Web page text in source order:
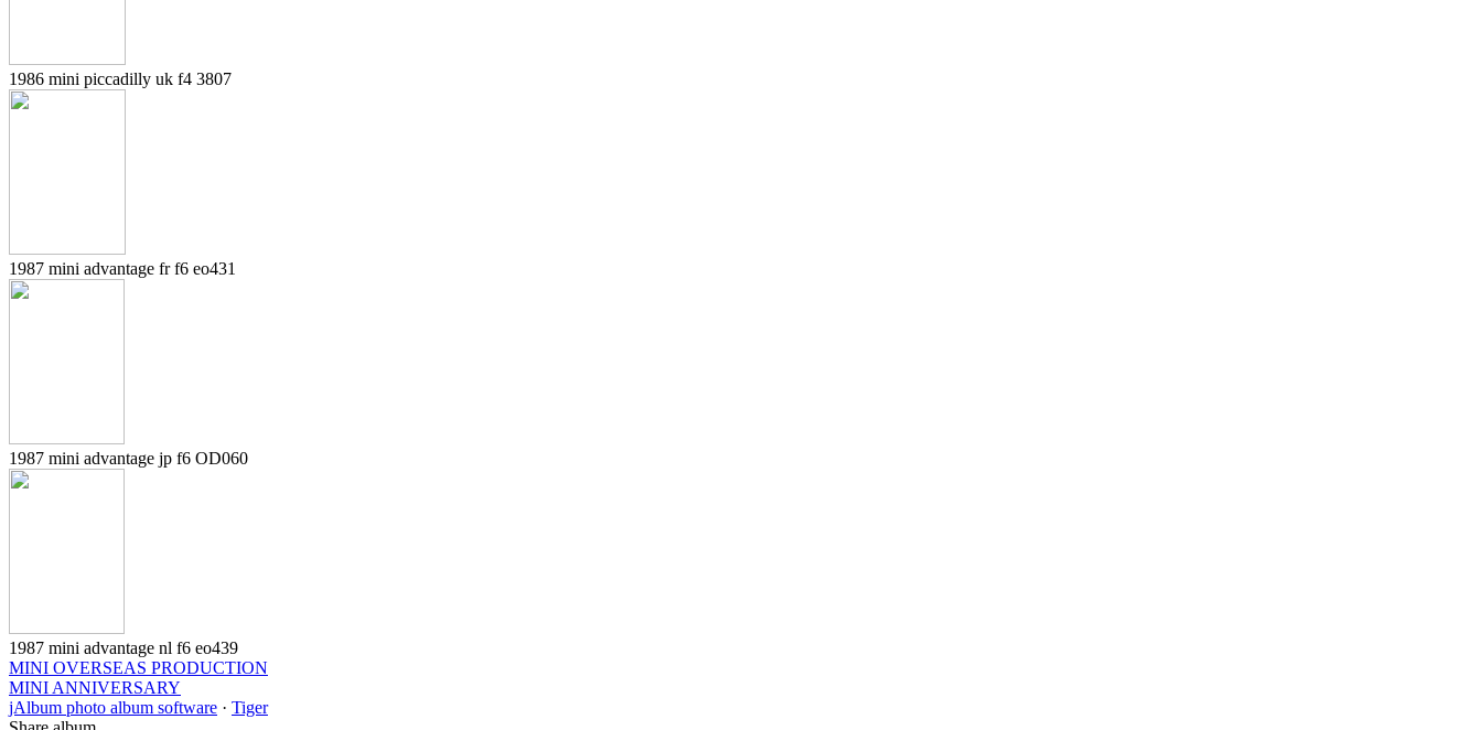
1986 mini piccadilly uk f4 3807
1987 mini advantage fr f6 eo431
1987 mini advantage jp f6 OD060
1987 mini advantage nl f6 eo439
MINI OVERSEAS PRODUCTION
MINI ANNIVERSARY
jAlbum photo album software · Tiger